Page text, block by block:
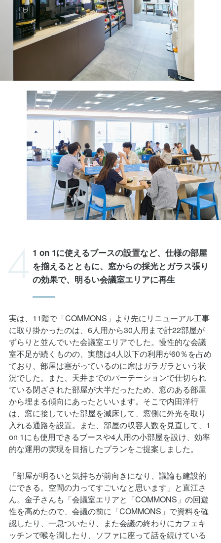
を揃えるとともに、窓からの採光とガラス張り
の効果で、明るい会議室エリアに再生
に取り掛かったのは、6人用から30人用まで計22部屋が
ずらりと並んでいた会議室エリアでした。慢性的な会議
室不足が続くものの、実態は4人以下の利用が60％を占め
ており、部屋は塞がっているのに席はガラガラという状
況でした。また、天井までのパーテーションで仕切られ
ている閉ざされた部屋が大半だったため、窓のある部屋
から埋まる傾向にあったといいます。そこで内田洋行
は、窓に接していた部屋を減床して、窓側に外光を取り
入れる通路を設置。また、部屋の収容人数を見直して、1
on 1にも使用できるブースや4人用の小部屋を設け、効率
的な運用の実現を目指したプランをご提案しました。
にできる。空間の力ってすごいなと思います」と直江さ
ん。金子さんも「会議室エリアと「COMMONS」の回遊
性を高めたので、会議の前に「COMMONS」で資料を確
認したり、一息ついたり、また会議の終わりにカフェキ
ッチンで喉を潤したり、ソファに座って話を続けている
姿もよく見かけます」と相乗効果を感じていらっしゃる